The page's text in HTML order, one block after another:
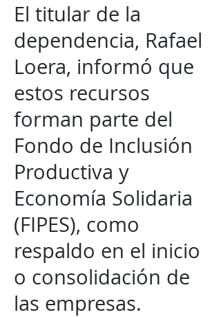
El titular de la
dependencia, Rafael
Loera, informó que
estos recursos
forman parte del
Fondo de Inclusión
Productiva y
Economía Solidaria
(FIPES), como
respaldo en el inicio
o consolidación de
las empresas.